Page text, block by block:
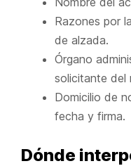
Razones por
de alzada.
Órgano
solicitante del
Domicilio de
fecha y firma.
Dónde